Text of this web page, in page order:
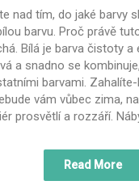
nad tím, do jaké barvy
barvu. Proč právě
Bílá je barva čistoty a
a snadno se
barvami.
vám vůbec zima,
prosvětlí a rozzáří.
Read More